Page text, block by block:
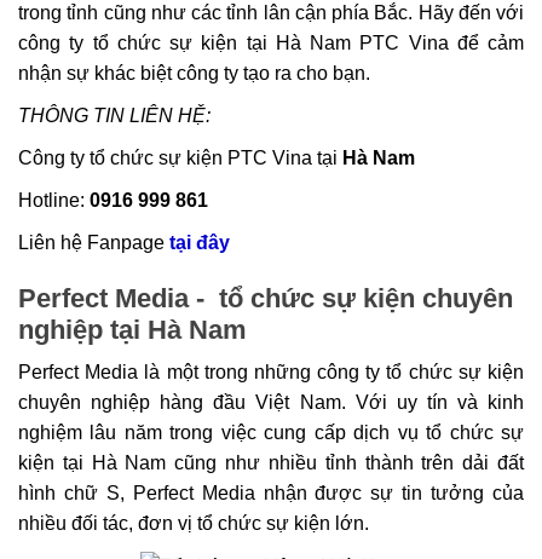
trong tỉnh cũng như các tỉnh lân cận phía Bắc. Hãy đến với
công ty tổ chức sự kiện tại Hà Nam PTC Vina để cảm
nhận sự khác biệt công ty tạo ra cho bạn.
THÔNG TIN LIÊN HỆ:
Công ty tổ chức sự kiện PTC Vina tại Hà Nam
Hotline: 0916 999 861
Liên hệ Fanpage tại đây
Perfect Media - tổ chức sự kiện chuyên
nghiệp tại Hà Nam
Perfect Media là một trong những công ty tổ chức sự kiện
chuyên nghiệp hàng đầu Việt Nam. Với uy tín và kinh
nghiệm lâu năm trong việc cung cấp dịch vụ tổ chức sự
kiện tại Hà Nam cũng như nhiều tỉnh thành trên dải đất
hình chữ S, Perfect Media nhận được sự tin tưởng của
nhiều đối tác, đơn vị tổ chức sự kiện lớn.